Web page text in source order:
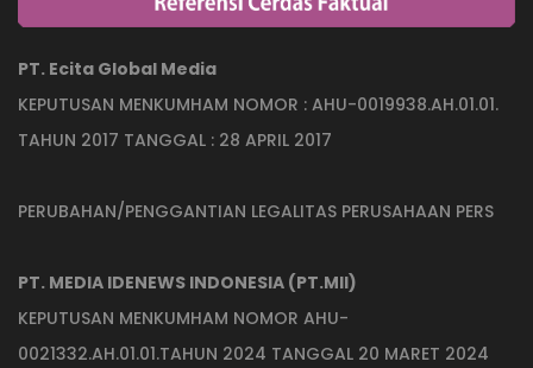
PT. Ecita Global Media
KEPUTUSAN MENKUMHAM NOMOR : AHU-0019938.AH.01.01.
TAHUN 2017 TANGGAL : 28 APRIL 2017
PERUBAHAN/PENGGANTIAN LEGALITAS PERUSAHAAN PERS
PT. MEDIA IDENEWS INDONESIA (PT.MII)
KEPUTUSAN MENKUMHAM NOMOR AHU-
0021332.AH.01.01.TAHUN 2024 TANGGAL 20 MARET 2024